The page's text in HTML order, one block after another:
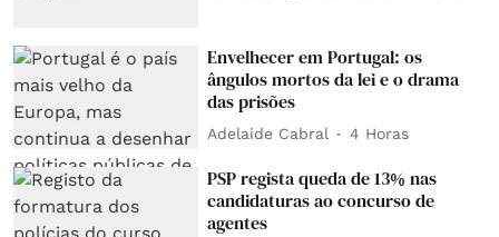
Envelhecer em Portugal: os
ângulos mortos da lei e o drama
das prisões
Adelaide Cabral 4 Horas
PSP regista queda de 13% nas
candidaturas ao concurso de
agentes